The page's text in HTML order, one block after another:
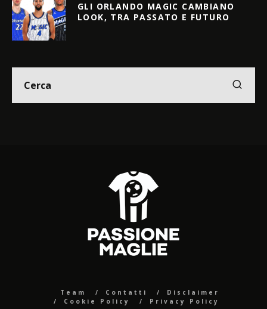
GLI ORLANDO MAGIC CAMBIANO
LOOK, TRA PASSATO E FUTURO
Team Contatti
Disclaimer
Cookie Policy
Privacy Policy